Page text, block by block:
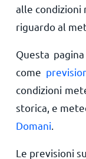
alle condizioni
riguardo al
Questa
come
condizioni
storica, e
Domani
Le previsioni